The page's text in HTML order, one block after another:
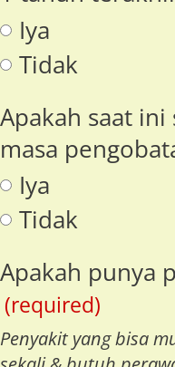
Iya
Tidak
Apakah saat
masa
Iya
Tidak
Apakah punya
(required)
Penyakit yang bisa